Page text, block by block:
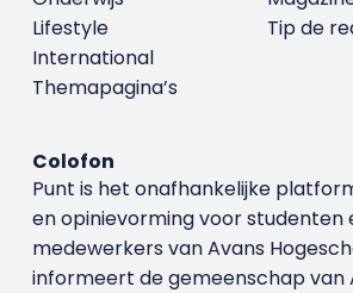
Tip de
Lifestyle
International
Themapagina’s
Colofon
Punt is het onafhankelijke
en opinievorming voor studenten
medewerkers van Avans
informeert de gemeenschap van